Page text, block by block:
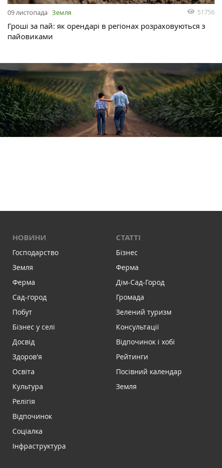
09 листопада Земля 51756
Гроші за пай: як орендарі в регіонах розраховуються з
пайовиками
НОВИНИ
Господарство
Земля
Ферма
Сад-город
Побут
Бізнес у селі
Досвід
Здоров'я
Освіта
Культура
Релігія
Відпочинок
Соціалка
Інфраструктура
СТАТТІ
Бізнес
Ферма
Дім-Сад-Город
Громада
Зелений туризм
Консультації
Відпочинок і хобі
Рейтинги
Посівний календар
Земля